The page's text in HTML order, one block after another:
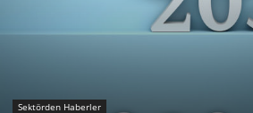
Sektörden Haberler